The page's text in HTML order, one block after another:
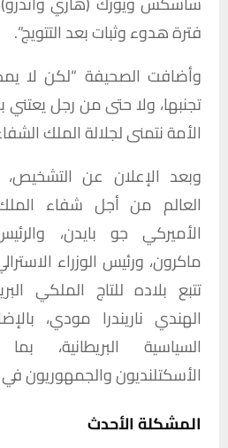
فترة هدوء وثبات بعد التتويج”.
وأضافت الصحيفة “لكن لا
تجنبها، ولا حتى من رجل
الأمة نتمنى لجلالة الملك
وبعد الإعلان عن
العالم من أجل شفاء
الأميركي جو بايدن،
ماكرون، ورئيس الوزراء
تتبع بلاده للتاج الملكي
الهندي ناريندرا مودي،
السياسية البريطانية،
الأسكتلنديون والجمهوريون في
المشكلة الأحدث